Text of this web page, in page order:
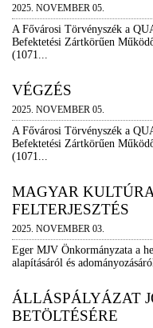
2025. NOVEMBER 05.
A Fővárosi Törvényszék a
Befektetési Zártkörűen
(1071...
VÉGZÉS
2025. NOVEMBER 05.
A Fővárosi Törvényszék a
Befektetési Zártkörűen
(1071...
MAGYAR
FELTERJESZTÉS
2025. NOVEMBER 03.
Eger MJV Önkormányzata a
alapításáról és
ÁLLÁSPÁLYÁZAT
BETÖLTÉSÉRE